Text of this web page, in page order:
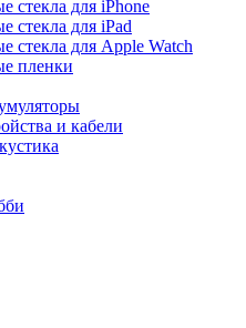
стекла для iPhone
стекла для iPad
стекла для Apple Watch
пленки
и кабели